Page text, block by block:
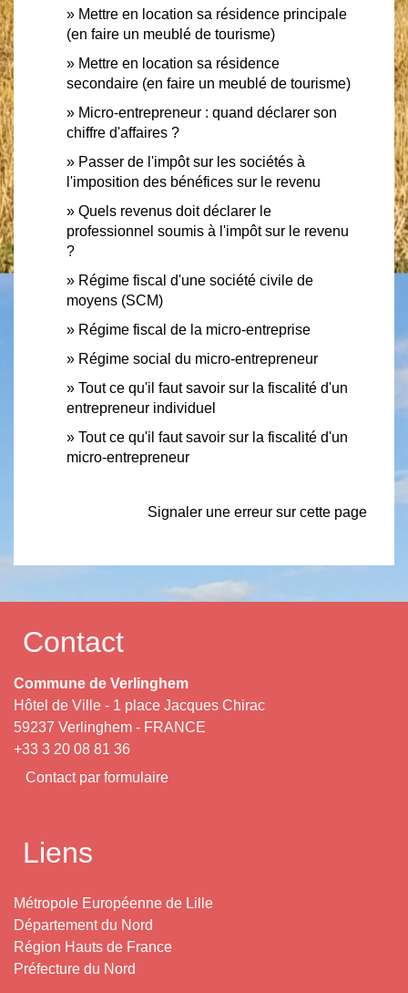
Mettre en location sa résidence principale
(en faire un meublé de tourisme)
Mettre en location sa résidence
secondaire (en faire un meublé de tourisme)
Micro-entrepreneur : quand déclarer son
chiffre d'affaires ?
Passer de l'impôt sur les sociétés à
l'imposition des bénéfices sur le revenu
Quels revenus doit déclarer le
professionnel soumis à l'impôt sur le revenu
?
Régime fiscal d'une société civile de
moyens (SCM)
Régime fiscal de la micro-entreprise
Régime social du micro-entrepreneur
Tout ce qu'il faut savoir sur la fiscalité d'un
entrepreneur individuel
Tout ce qu'il faut savoir sur la fiscalité d'un
micro-entrepreneur
Signaler une erreur sur cette page
Contact
Commune de Verlinghem
Hôtel de Ville - 1 place Jacques Chirac
59237 Verlinghem - FRANCE
+33 3 20 08 81 36
Contact par formulaire
Liens
Métropole Européenne de Lille
Département du Nord
Région Hauts de France
Préfecture du Nord